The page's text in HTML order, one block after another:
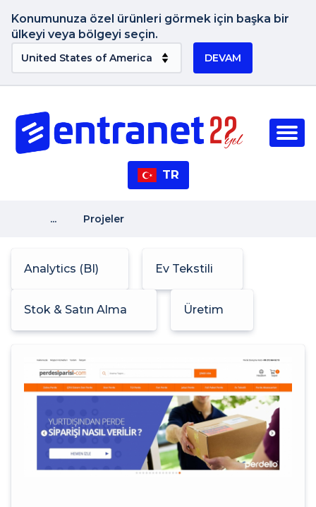
Konumunuza özel ürünleri görmek için başka bir
ülkeyi veya bölgeyi seçin.
DEVAM
TR
... Projeler
Analytics (BI) Ev Tekstili
Stok & Satın Alma Üretim